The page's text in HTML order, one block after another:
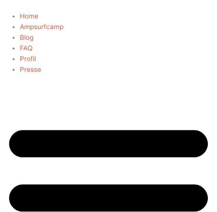
Inhalt
springen
Home
Ampsurfcamp
Blog
FAQ
Profil
Presse